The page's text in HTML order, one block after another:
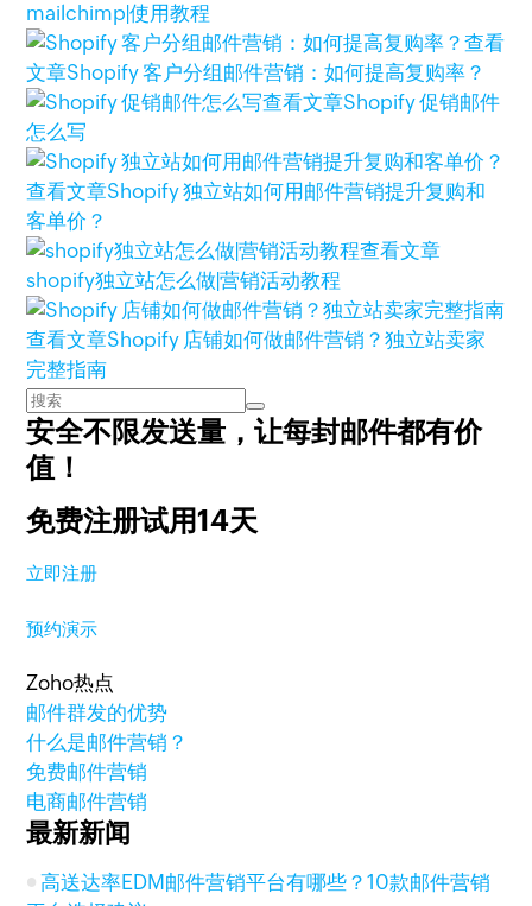
mailchimp|使用教程
查看
文章Shopify 客户分组邮件营销：如何提高复购率？
查看文章Shopify 促销邮件
怎么写
查看文章Shopify 独立站如何用邮件营销提升复购和
客单价？
查看文章
shopify独立站怎么做|营销活动教程
查看文章Shopify 店铺如何做邮件营销？独立站卖家
完整指南
安全不限发送量，让每封邮件都有价
值！
免费注册试用14天
立即注册
预约演示
Zoho热点
邮件群发的优势
什么是邮件营销？
免费邮件营销
电商邮件营销
最新新闻
高送达率EDM邮件营销平台有哪些？10款邮件营销